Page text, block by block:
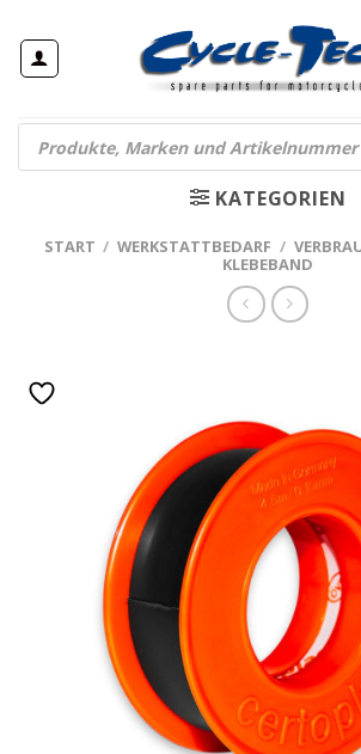
Inhalt
springen
Products
search
KATEGORIEN
START / WERKSTATTBEDARF /
KLEBEBAND